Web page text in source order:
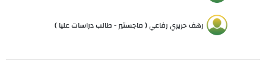
رهف حريري رفاعي ( ماجستير - طالب دراسات عليا )